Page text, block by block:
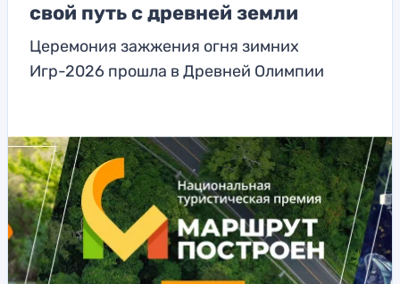
свой путь с древней земли
Церемония зажжения огня зимних
Игр-2026 прошла в Древней Олимпии